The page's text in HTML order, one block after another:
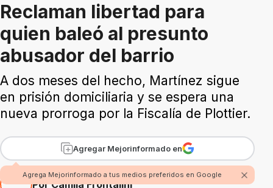
Reclaman libertad para
quien baleó al presunto
abusador del barrio
A dos meses del hecho, Martínez sigue
en prisión domiciliaria y se espera una
nueva prorroga por la Fiscalía de Plottier.
Agregar Mejorinformado en
Agrega Mejorinformado a tus medios preferidos en Google
Por Camila Frontalini